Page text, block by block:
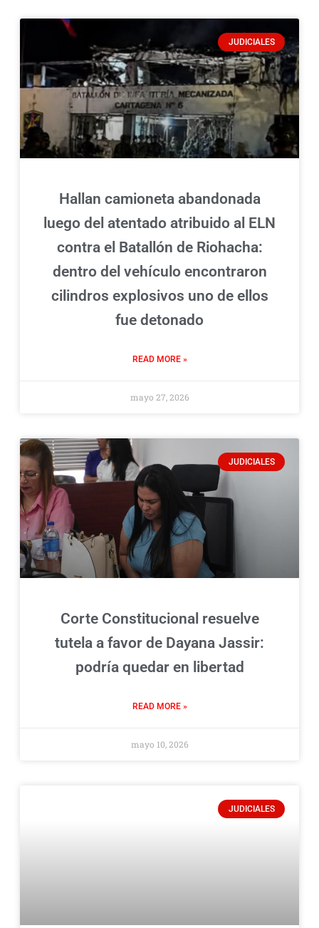
JUDICIALES
Hallan camioneta abandonada
luego del atentado atribuido al ELN
contra el Batallón de Riohacha:
dentro del vehículo encontraron
cilindros explosivos uno de ellos
fue detonado
READ MORE »
mayo 27, 2026
JUDICIALES
Corte Constitucional resuelve
tutela a favor de Dayana Jassir:
podría quedar en libertad
READ MORE »
mayo 10, 2026
JUDICIALES